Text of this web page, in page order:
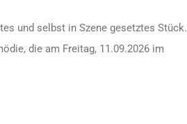
und selbst in Szene gesetztes Stück.
die am Freitag, 11.09.2026 im